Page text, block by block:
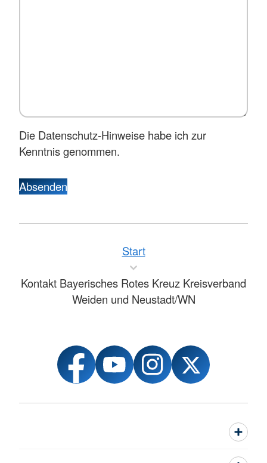
Die Datenschutz-Hinweise habe ich zur
Kenntnis genommen.
Absenden
Start
Kontakt Bayerisches Rotes Kreuz Kreisverband
Weiden und Neustadt/WN